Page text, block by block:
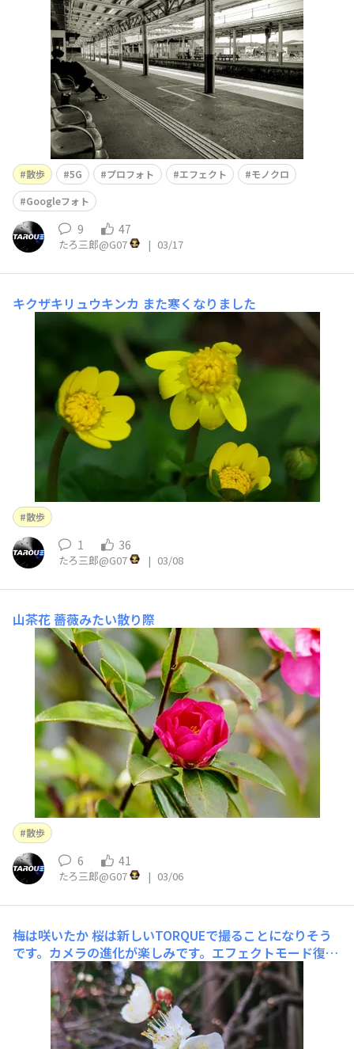
散歩 5G プロフォト エフェクト
モノクロ
Googleフォト
9 47
たろ三郎@G07 | 03/17
キクザキリュウキンカ また寒くなりました
散歩
1 36
たろ三郎@G07 | 03/08
山茶花薔薇みたい散り際
散歩
6 41
たろ三郎@G07 | 03/06
梅は咲いたか桜は新しいTORQUEで撮ることになりそう
です。カメラの進化が楽しみです。エフェクトモード復活
しとらんかな。